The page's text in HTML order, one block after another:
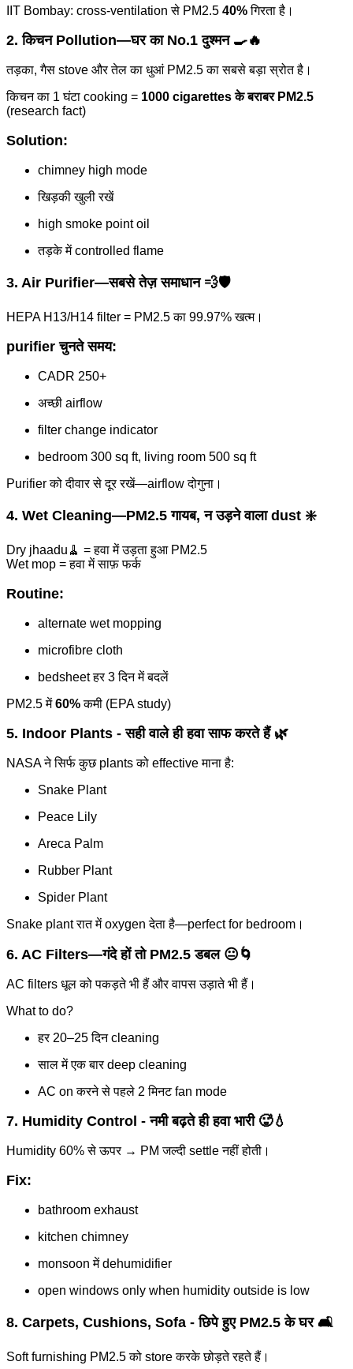
IIT Bombay: cross-ventilation से PM2.5 40%गिरता है।
2. किचन Pollution—घर का No.1 दुश्मन 🍳🔥
तड़का, गैस stove और तेल का धुआं PM2.5 का सबसे बड़ा स्रोत है।
किचन का 1 घंटा cooking = 1000 cigarettes के बराबर PM2.5
(research fact)
Solution:
chimney high mode
खिड़की खुली रखें
high smoke point oil
तड़के में controlled flame
3. Air Purifier—सबसे तेज़ समाधान 💨🛡️
HEPA H13/H14 filter = PM2.5 का 99.97% खत्म।
purifier चुनते समय:
CADR 250+
अच्छी airflow
filter change indicator
bedroom 300 sq ft, living room 500 sq ft
Purifier को दीवार से दूर रखें—airflow दोगुना।
4. Wet Cleaning—PM2.5 गायब, न उड़ने वाला dust ❇️
Dry jhaadu🧹 = हवा में उड़ता हुआ PM2.5
Wet mop = हवा में साफ़ फर्क
Routine:
alternate wet mopping
microfibre cloth
bedsheet हर 3 दिन में बदलें
PM2.5 में60%कमी (EPA study)
5. Indoor Plants - सही वाले ही हवा साफ करते हैं 🌿
NASA ने सिर्फ कुछ plants को effective माना है:
Snake Plant
Peace Lily
Areca Palm
Rubber Plant
Spider Plant
Snake plant रात में oxygen देता है—perfect for bedroom।
6. AC Filters—गंदे हों तो PM2.5 डबल 😐🌀
AC filters धूल को पकड़ते भी हैं और वापस उड़ाते भी हैं।
What to do?
हर 20–25 दिन cleaning
साल में एक बार deep cleaning
AC on करने से पहले 2 मिनट fan mode
7. Humidity Control - नमी बढ़ते ही हवा भारी 🥵💧
Humidity 60% से ऊपर → PM जल्दी settle नहीं होती।
Fix:
bathroom exhaust
kitchen chimney
monsoon में dehumidifier
open windows only when humidity outside is low
8. Carpets, Cushions, Sofa - छिपे हुए PM2.5 के घर 🛋️
Soft furnishing PM2.5 को store करके छोड़ते रहते हैं।